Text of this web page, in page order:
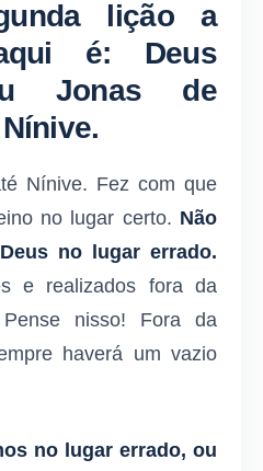
lição a
é: Deus
Jonas de
Nínive. Fez com que
no lugar certo. Não
no lugar errado.
e realizados fora da
nisso! Fora da
haverá um vazio
no lugar errado, ou